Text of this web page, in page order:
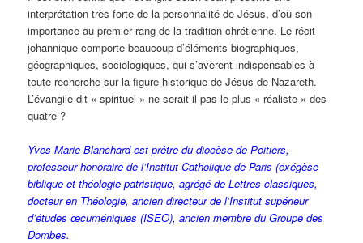
interprétation très forte de la personnalité de Jésus, d’où son
importance au premier rang de la tradition chrétienne. Le récit
johannique comporte beaucoup d’éléments biographiques,
géographiques, sociologiques, qui s’avèrent indispensables à
toute recherche sur la figure historique de Jésus de Nazareth.
L’évangile dit « spirituel » ne serait-il pas le plus « réaliste » des
quatre ?
Yves-Marie Blanchard est prêtre du diocèse de Poitiers,
professeur honoraire de l’Institut Catholique de Paris (exégèse
biblique et théologie patristique, agrégé de Lettres classiques,
docteur en Théologie, ancien directeur de l’Institut supérieur
d’études œcuméniques (ISEO), ancien membre du Groupe des
Dombes.